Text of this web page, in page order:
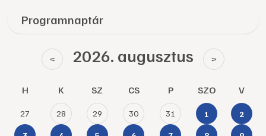
Programnaptár
< 2026. augusztus >
H K SZ CS P SZO V
27 28 29 30 31 1 2